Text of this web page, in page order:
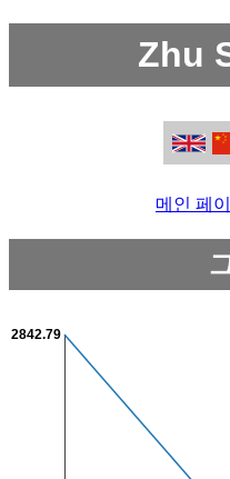
Zhu
메인 페
2842.79